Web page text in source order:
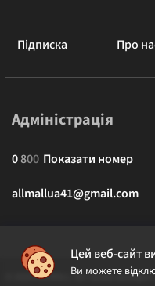
Цей веб-сайт
Ви можете
Підписка Про
Адміністрація
0800 Показати номер
allmallua41@gmail.com
© 2026 ALLMALL. Всі права захищені.